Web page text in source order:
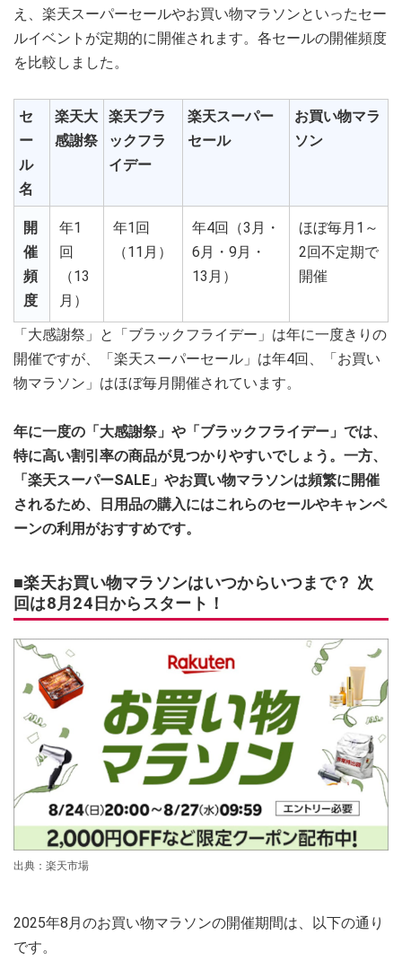
え、楽天スーパーセールやお買い物マラソンといったセー
ルイベントが定期的に開催されます。各セールの開催頻度
を比較しました。
セ
ー
ル
名
楽天大
感謝祭
楽天ブラ
ックフラ
イデー
楽天スーパー
セール
お買い物マラ
ソン
開
催
頻
度
年1
回
（13
月）
年1回
（11月）
年4回（3月・
6月・9月・
13月）
ほぼ毎月1～
2回不定期で
開催
「大感謝祭」と「ブラックフライデー」は年に一度きりの
開催ですが、「楽天スーパーセール」は年4回、「お買い
物マラソン」はほぼ毎月開催されています。
年に一度の「大感謝祭」や「ブラックフライデー」では、
特に高い割引率の商品が見つかりやすいでしょう。一方、
「楽天スーパーSALE」やお買い物マラソンは頻繁に開催
されるため、日用品の購入にはこれらのセールやキャンペ
ーンの利用がおすすめです。
■楽天お買い物マラソンはいつからいつまで？ 次
回は8月24日からスタート！
出典：楽天市場
2025年8月のお買い物マラソンの開催期間は、以下の通り
です。